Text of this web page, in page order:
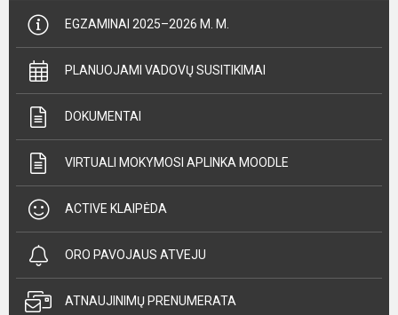
EGZAMINAI 2025–2026 M. M.
PLANUOJAMI VADOVŲ SUSITIKIMAI
DOKUMENTAI
VIRTUALI MOKYMOSI APLINKA MOODLE
ACTIVE KLAIPĖDA
ORO PAVOJAUS ATVEJU
ATNAUJINIMŲ PRENUMERATA